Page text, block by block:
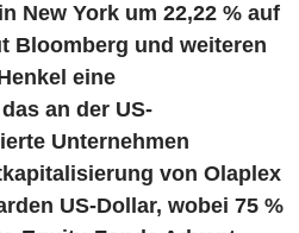
New York um 22,22 % auf
Bloomberg und weiteren
eine
an der US-
Unternehmen
von Olaplex
US-Dollar, wobei 75 %